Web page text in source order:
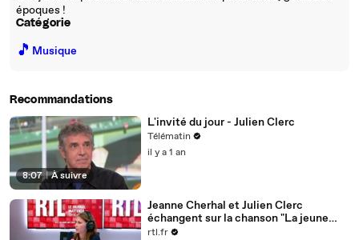
époques !
Catégorie
🎵 Musique
Recommandations
8:07 | À suivre
L'invité du jour - Julien Clerc
Télématin
il y a 1 an
Jeanne Cherhal et Julien Clerc
échangent sur la chanson "La jeune
fille en feu"
rtl.fr